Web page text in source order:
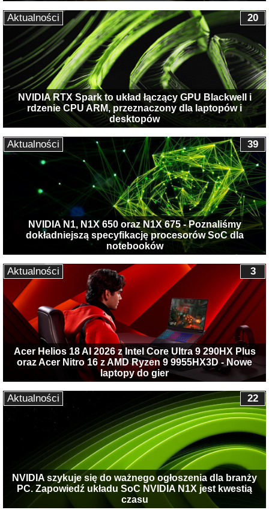
NVIDIA RTX Spark to układ łączący GPU Blackwell i
rdzenie CPU ARM, przeznaczony dla laptopów i
desktopów
20
Aktualności
NVIDIA N1, N1X 650 oraz N1X 675 - Poznaliśmy
dokładniejszą specyfikację procesorów SoC dla
notebooków
39
Aktualności
Acer Helios 18 AI 2026 z Intel Core Ultra 9 290HX Plus
oraz Acer Nitro 16 z AMD Ryzen 9 9955HX3D - Nowe
laptopy do gier
3
Aktualności
NVIDIA szykuje się do ważnego ogłoszenia dla branży
PC. Zapowiedź układu SoC NVIDIA N1X jest kwestią
czasu
22
Aktualności